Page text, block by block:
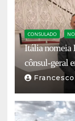
CONSULADO
Itália nomeia
cônsul-geral